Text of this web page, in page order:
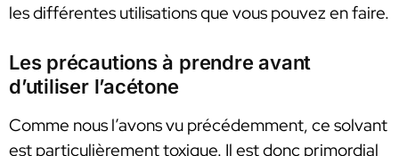
les différentes utilisations que vous pouvez en faire.
Les précautions à prendre avant
d’utiliser l’acétone
Comme nous l’avons vu précédemment, ce solvant
est particulièrement toxique. Il est donc primordial